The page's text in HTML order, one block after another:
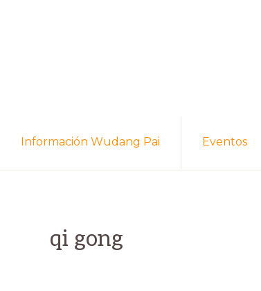
Información Wudang Pai Eventos
qi gong